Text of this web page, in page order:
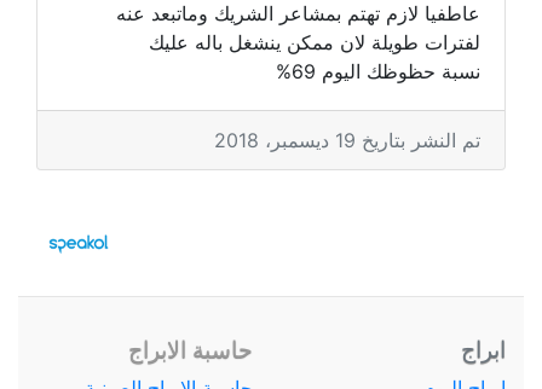
عاطفيا لازم تهتم بمشاعر الشريك وماتبعد عنه
لفترات طويلة لان ممكن ينشغل باله عليك
نسبة حظوظك اليوم 69%
تم النشر بتاريخ 19 ديسمبر، 2018
ابراج حاسبة الابراج